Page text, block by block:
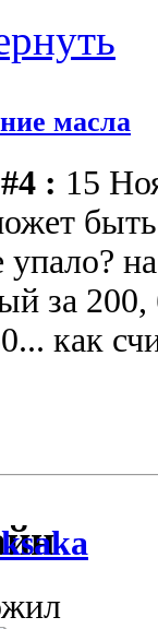
масла
: 15
упало?
за 200,
как